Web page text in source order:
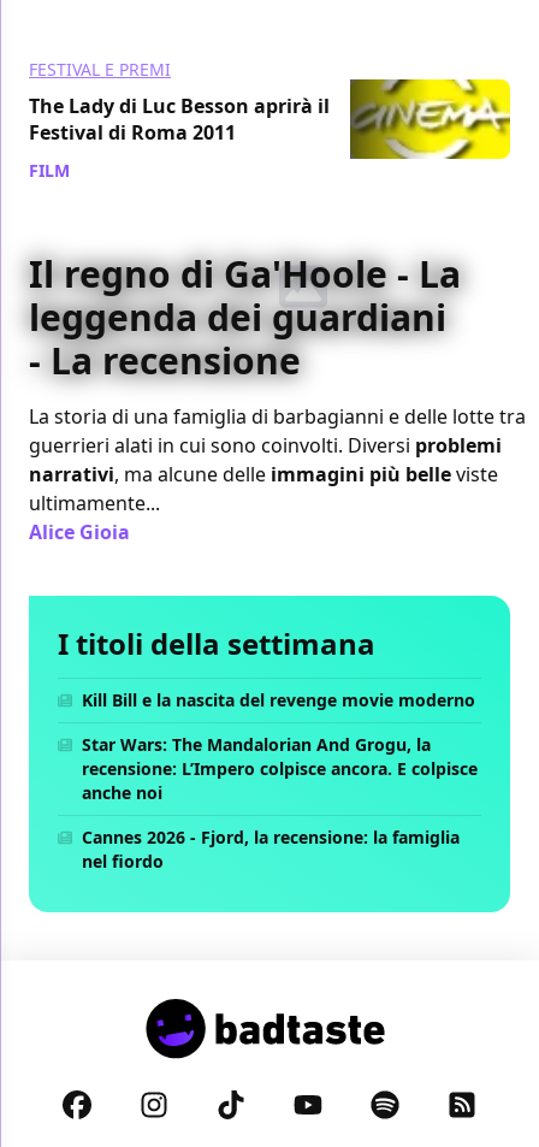
FESTIVAL E PREMI
The Lady di Luc Besson aprirà il
Festival di Roma 2011
FILM
Il regno di Ga'Hoole - La
leggenda dei guardiani
- La recensione
La storia di una famiglia di barbagianni e delle lotte tra
guerrieri alati in cui sono coinvolti. Diversi problemi
narrativi, ma alcune delle immagini più belleviste
ultimamente...
Alice Gioia
I titoli della settimana
Kill Bill e la nascita del revenge movie moderno
Star Wars: The Mandalorian And Grogu, la
recensione: L’Impero colpisce ancora. E colpisce
anche noi
Cannes 2026 - Fjord, la recensione: la famiglia
nel fiordo